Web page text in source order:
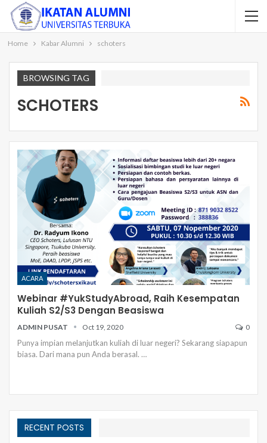
Home Kabar Alumni schoters
BROWSING TAG
SCHOTERS
ACARA
Webinar #YukStudyAbroad, Raih Kesempatan
Kuliah S2/S3 Dengan Beasiswa
ADMIN PUSAT Oct 19, 2020 0
Punya impian melanjutkan kuliah di luar negeri? Sekarang siapapun
biasa. Dari mana pun Anda berasal. …
RECENT POSTS